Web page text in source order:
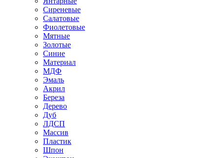
Сиреневые
Салатовые
Фиолетовые
Мятные
Золотые
Синие
Материал
МДФ
Эмаль
Акрил
Береза
Дерево
Дуб
ЛДСП
Массив
Пластик
Шпон